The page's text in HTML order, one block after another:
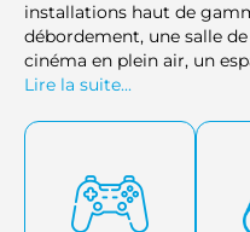
installations haut de
débordement, une salle
cinéma en plein air, un
méditation paisible.
résidents de nombreuses
chemin de promenade
verdoyants, idéal pour
Lire la suite...